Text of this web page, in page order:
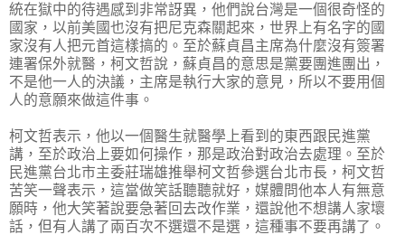
統在獄中的待遇感到非常訝異，他們說台灣是一個很奇怪的
國家，以前美國也沒有把尼克森關起來，世界上有名字的國
家沒有人把元首這樣搞的。至於蘇貞昌主席為什麼沒有簽署
連署保外就醫，柯文哲說，蘇貞昌的意思是黨要團進團出，
不是他一人的決議，主席是執行大家的意見，所以不要用個
人的意願來做這件事。
柯文哲表示，他以一個醫生就醫學上看到的東西跟民進黨
講，至於政治上要如何操作，那是政治對政治去處理。至於
民進黨台北市主委莊瑞雄推舉柯文哲參選台北市長，柯文哲
苦笑一聲表示，這當做笑話聽聽就好，媒體問他本人有無意
願時，他大笑著說要急著回去改作業，還說他不想講人家壞
話，但有人講了兩百次不選還不是選，這種事不要再講了。